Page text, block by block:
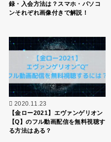
録・入会方法は？スマホ・パソコ
ンそれぞれ画像付きで解説！
2020.11.23
【金ロー2021】エヴァンゲリオン
【Q】のフル動画配信を無料視聴す
る方法はある？